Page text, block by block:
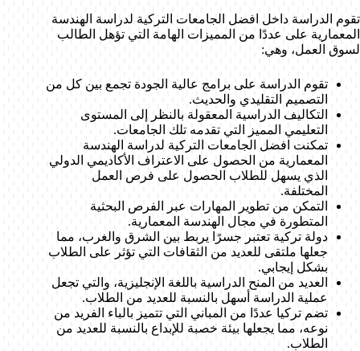
تقوم الدراسة داخل افضل الجامعات التركية لدراسة الهندسة
المعمارية على عددًا من المميزات الهامة التي تؤهل الطالب
لسوق العمل، وهي:
تقوم الدراسة على برامج عالية الجودة تجمع بين كل من
التصميم التقليدي والحديث.
التكاليف الدراسية المعقولة بالنظر إلى المستوى
التعليمي المميز التي تقدمه تلك الجامعات.
تمكنت افضل الجامعات التركية لدراسة الهندسة
المعمارية من الحصول على الاعتراف الأكاديمي الدولي
الذي يسهل للطلاب الحصول على فرص العمل
المختلفة.
التمكن من تطوير المهارات عبر الفرص البحثية
المتطورة في مجال الهندسة المعمارية.
دولة تركية تعتبر جسرًا يربط بين الشرق والغرب، مما
جعلها ملتقى للعديد من الثقافات التي تؤثر على الطلاب
بشكل إيجابي.
العديد من المنح الدراسية باللغة الإنجليزية، والتي تجعل
عملية الدراسة أسهل بالنسبة للعديد من الطلاب.
تضم تركيا عددًا من المباني التي تتميز بالباء الفريد من
نوعه، مما يجعلها بيئة خصبة للإبداع بالنسبة للعديد من
الطلاب.